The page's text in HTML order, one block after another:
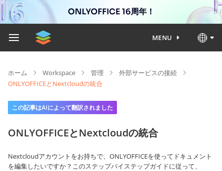
ONLYOFFICE 16周年！
MENU
ホーム Workspace 管理
外部サービスの接続
ONLYOFFICEとNextcloudの統合
この記事はAIによって翻訳されました
ONLYOFFICEとNextcloudの統合
Nextcloudアカウントをお持ちで、ONLYOFFICEを使ってドキュメント
を編集したいですか？このステップバイステップガイドに従って、